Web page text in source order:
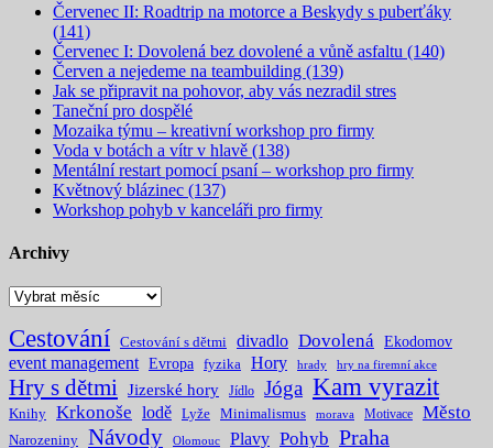
Červenec II: Roadtrip na motorce a Beskydy s puberťáky
(141)
Červenec I: Dovolená bez dovolené a vůně asfaltu (140)
Červen a nejedeme na teambuilding (139)
Jak se připravit na pohovor, aby vás nezradil stres
Taneční pro dospělé
Mozaika týmu – kreativní workshop pro firmy
Voda v botách a vítr v hlavě (138)
Mentální restart pomocí psaní – workshop pro firmy
Květnový blázinec (137)
Workshop pohyb v kanceláři pro firmy
Archivy
Archivy
Cestování Cestování s dětmi divadlo Dovolená Ekodomov
event management Evropa fyzika Hory hrady hry na firemní akce
Hry s dětmi Jizerské hory Jídlo Jóga Kam vyrazit
Knihy Krkonoše lodě Lyže Minimalismus morava Motivace Město
Narozeniny Návody Olomouc Plavy Pohyb Praha